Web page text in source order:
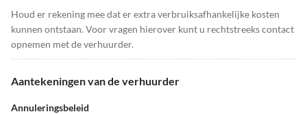
Houd er rekening mee dat er extra verbruiksafhankelijke kosten
kunnen ontstaan. Voor vragen hierover kunt u rechtstreeks contact
opnemen met de verhuurder.
Aantekeningen van de verhuurder
Annuleringsbeleid